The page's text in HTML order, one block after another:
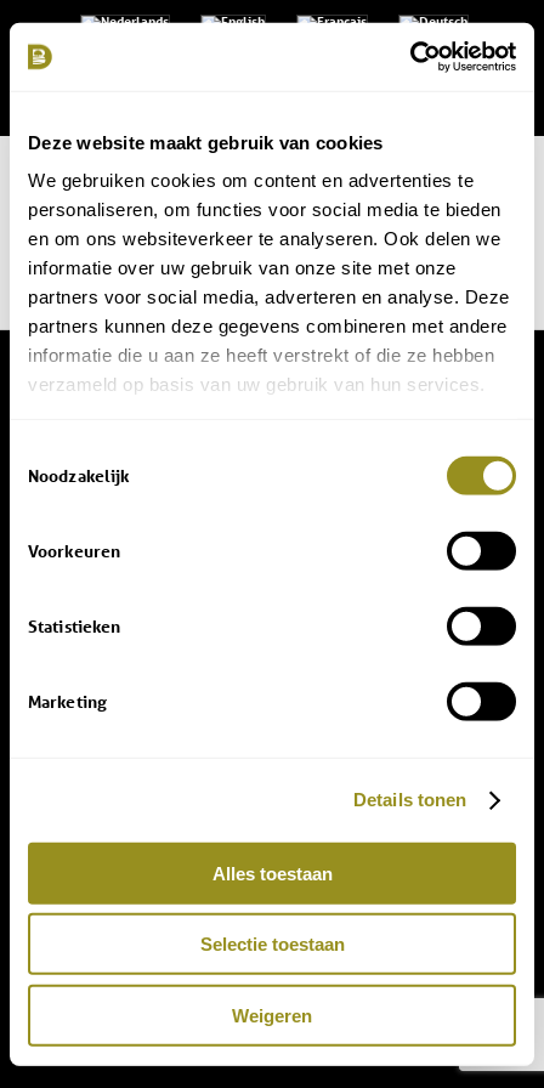
Deze website maakt gebruik van cookies
We gebruiken cookies om content en advertenties te
personaliseren, om functies voor social media te bieden
en om ons websiteverkeer te analyseren. Ook delen we
informatie over uw gebruik van onze site met onze
partners voor social media, adverteren en analyse. Deze
partners kunnen deze gegevens combineren met andere
informatie die u aan ze heeft verstrekt of die ze hebben
verzameld op basis van uw gebruik van hun services.
Noodzakelijk
Voorkeuren
Statistieken
Marketing
Details tonen
Alles toestaan
Selectie toestaan
Weigeren
© Copyright - Domaine de Bellac -Allaboutict